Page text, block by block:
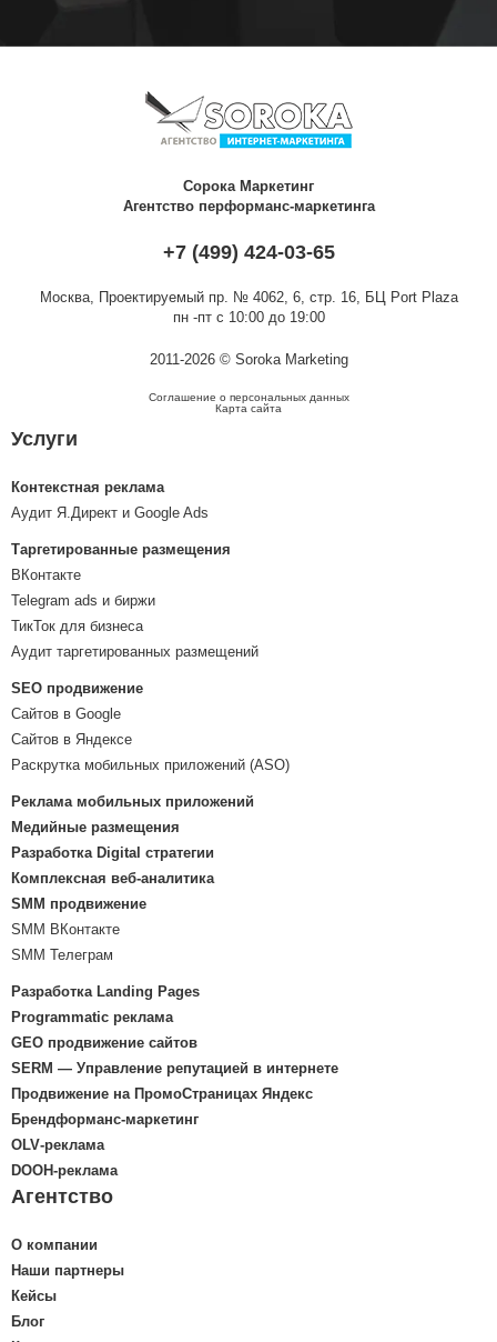
Сорока Маркетинг
Агентство перформанс-маркетинга
+7 (499) 424-03-65
Москва, Проектируемый пр. № 4062, 6, стр. 16, БЦ Port Plaza
пн -пт с 10:00 до 19:00
2011-2026 © Soroka Marketing
Соглашение о персональных данных
Карта сайта
Услуги
Контекстная реклама
Аудит Я.Директ и Google Ads
Таргетированные размещения
ВКонтакте
Telegram ads и биржи
ТикТок для бизнеса
Аудит таргетированных размещений
SEO продвижение
Сайтов в Google
Сайтов в Яндексе
Раскрутка мобильных приложений (ASO)
Реклама мобильных приложений
Медийные размещения
Разработка Digital стратегии
Комплексная веб-аналитика
SMM продвижение
SMM ВКонтакте
SMM Телеграм
Разработка Landing Pages
Programmatic реклама
GEO продвижение сайтов
SERM — Управление репутацией в интернете
Продвижение на ПромоСтраницах Яндекс
Брендформанс-маркетинг
OLV‑реклама
DOOH‑реклама
Агентство
О компании
Наши партнеры
Кейсы
Блог